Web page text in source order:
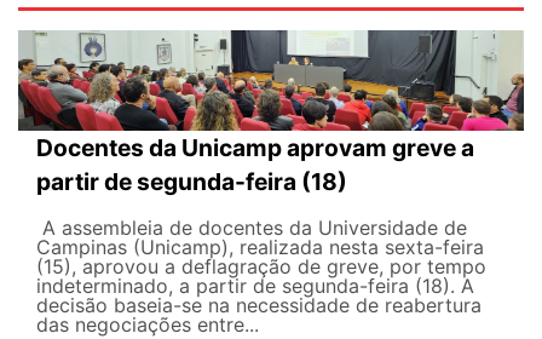
Docentes da Unicamp aprovam greve a
partir de segunda-feira (18)
A assembleia de docentes da Universidade de
Campinas (Unicamp), realizada nesta sexta-feira
(15), aprovou a deflagração de greve, por tempo
indeterminado, a partir de segunda-feira (18). A
decisão baseia-se na necessidade de reabertura
das negociações entre...